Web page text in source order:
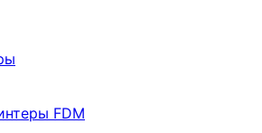
FDM